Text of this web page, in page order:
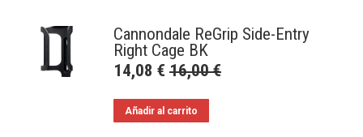
Cannondale ReGrip Side-Entry
Right Cage BK
14,08 € 16,00€
Añadir al carrito